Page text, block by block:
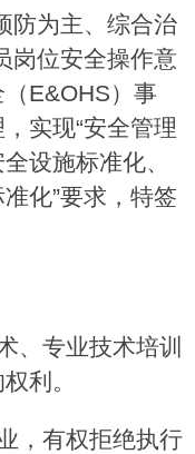
防为主、综合治
岗位安全操作意
E&OHS）事
实现“安全管理
设施标准化、
化”要求，特签
、专业技术培训
利。
，有权拒绝执行